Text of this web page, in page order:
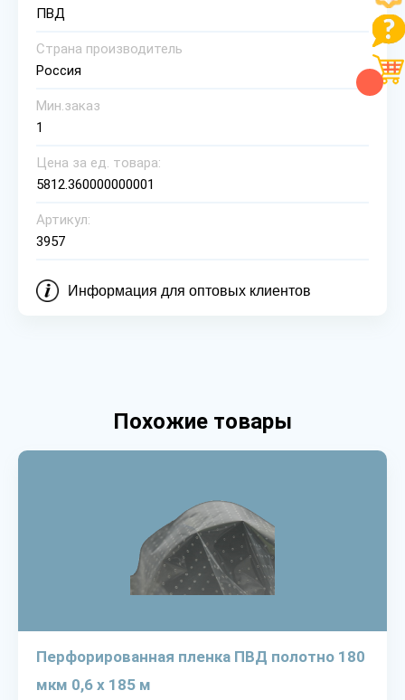
ПВД
Страна производитель
Россия
Мин.заказ
1
Цена за ед. товара:
5812.360000000001
Артикул:
3957
Информация для оптовых клиентов
Похожие товары
Перфорированная пленка ПВД полотно 180
мкм 0,6 х 185 м